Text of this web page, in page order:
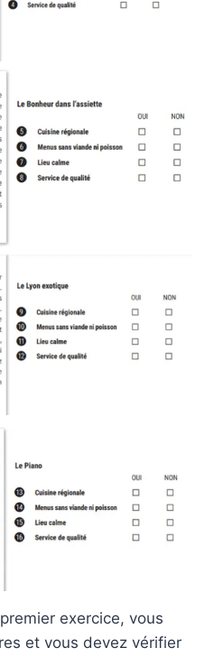
exercice, vous
et vous devez vérifier